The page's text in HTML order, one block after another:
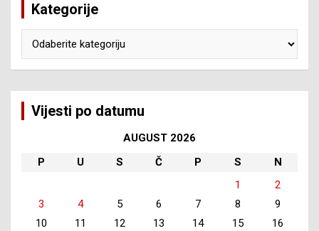
Kategorije
Vijesti po datumu
AUGUST 2026
P
U S Č P S
N
1
2
3
4 5 6 7 8
9
10
11 12 13 14 15
16